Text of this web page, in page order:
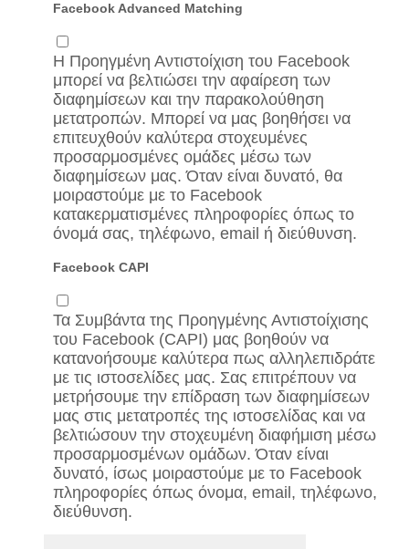
Facebook Advanced Matching
Η Προηγμένη Αντιστοίχιση του Facebook
μπορεί να βελτιώσει την αφαίρεση των
διαφημίσεων και την παρακολούθηση
μετατροπών. Μπορεί να μας βοηθήσει να
επιτευχθούν καλύτερα στοχευμένες
προσαρμοσμένες ομάδες μέσω των
διαφημίσεων μας. Όταν είναι δυνατό, θα
μοιραστούμε με το Facebook
κατακερματισμένες πληροφορίες όπως το
όνομά σας, τηλέφωνο, email ή διεύθυνση.
Facebook CAPI
Τα Συμβάντα της Προηγμένης Αντιστοίχισης
του Facebook (CAPI) μας βοηθούν να
κατανοήσουμε καλύτερα πως αλληλεπιδράτε
με τις ιστοσελίδες μας. Σας επιτρέπουν να
μετρήσουμε την επίδραση των διαφημίσεων
μας στις μετατροπές της ιστοσελίδας και να
βελτιώσουν την στοχευμένη διαφήμιση μέσω
προσαρμοσμένων ομάδων. Όταν είναι
δυνατό, ίσως μοιραστούμε με το Facebook
πληροφορίες όπως όνομα, email, τηλέφωνο,
διεύθυνση.